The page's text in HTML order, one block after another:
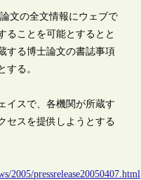
文の全文情報にウェブで
ることを可能とするとと
する博士論文の書誌事項
する。
イスで、各機関が所蔵す
セスを提供しようとする
2005/pressrelease20050407.html